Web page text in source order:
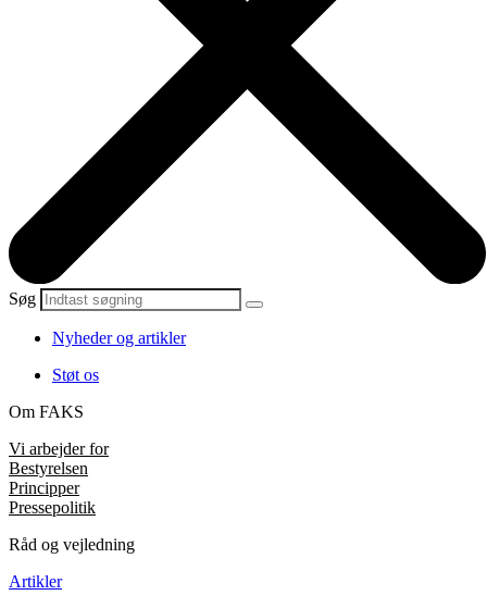
Søg
Nyheder og artikler
Støt os
Om FAKS
Vi arbejder for
Bestyrelsen
Principper
Pressepolitik
Råd og vejledning
Artikler